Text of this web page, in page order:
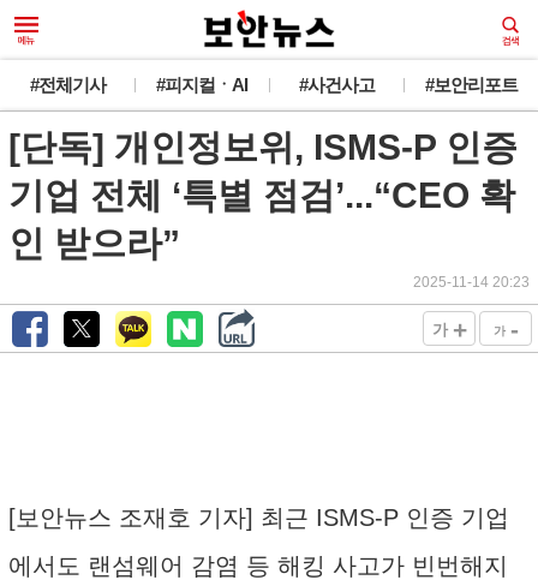
#전체기사 #피지컬ㆍAI #사건사고 #보안리포트
[단독] 개인정보위, ISMS-P 인증
기업 전체 ‘특별 점검’...“CEO 확
인 받으라”
2025-11-14 20:23
가 + 가 -
[보안뉴스 조재호 기자] 최근 ISMS-P 인증 기업
에서도 랜섬웨어 감염 등 해킹 사고가 빈번해지